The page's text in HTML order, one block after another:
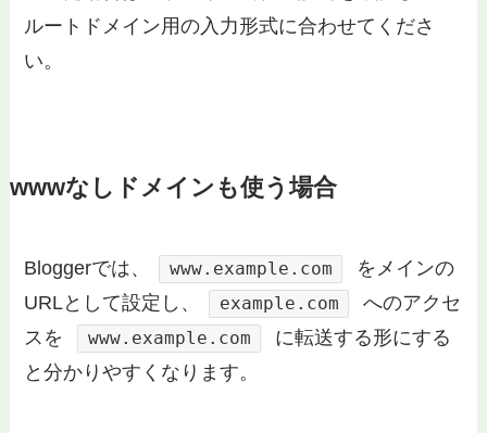
ルートドメイン用の入力形式に合わせてくださ
い。
wwwなしドメインも使う場合
Bloggerでは、 www.example.com
をメインの
URLとして設定し、
example.com
へのアクセ
スを
www.example.com
に転送する形にする
と分かりやすくなります。